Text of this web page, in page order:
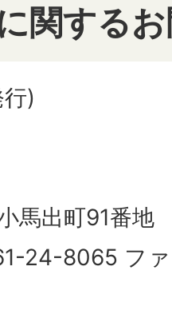
関する
)
馬出町91番地
24-8065 フ